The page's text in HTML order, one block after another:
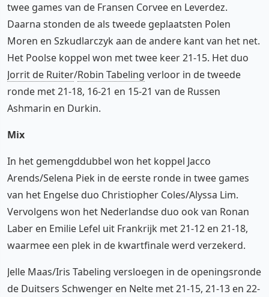
twee games van de Fransen Corvee en Leverdez.
Daarna stonden de als tweede geplaatsten Polen
Moren en Szkudlarczyk aan de andere kant van het net.
Het Poolse koppel won met twee keer 21-15. Het duo
Jorrit de Ruiter/Robin Tabeling verloor in de tweede
ronde met 21-18, 16-21 en 15-21 van de Russen
Ashmarin en Durkin.
Mix
In het gemengddubbel won het koppel Jacco
Arends/Selena Piek in de eerste ronde in twee games
van het Engelse duo Christiopher Coles/Alyssa Lim.
Vervolgens won het Nederlandse duo ook van Ronan
Laber en Emilie Lefel uit Frankrijk met 21-12 en 21-18,
waarmee een plek in de kwartfinale werd verzekerd.
Jelle Maas/Iris Tabeling versloegen in de openingsronde
de Duitsers Schwenger en Nelte met 21-15, 21-13 en 22-